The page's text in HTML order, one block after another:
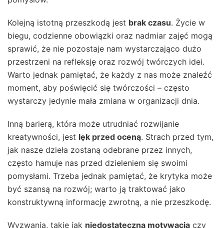
Kolejną istotną przeszkodą jest brak czasu. Życie w
biegu, codzienne obowiązki oraz nadmiar zajęć mogą
sprawić, że nie pozostaje nam wystarczająco dużo
przestrzeni na refleksję oraz rozwój twórczych idei.
Warto jednak pamiętać, że każdy z nas może znaleźć
moment, aby poświęcić się twórczości – często
wystarczy jedynie mała zmiana w organizacji dnia.
Inną barierą, która może utrudniać rozwijanie
kreatywności, jest lęk przed oceną. Strach przed tym,
jak nasze dzieła zostaną odebrane przez innych,
często hamuje nas przed dzieleniem się swoimi
pomysłami. Trzeba jednak pamiętać, że krytyka może
być szansą na rozwój; warto ją traktować jako
konstruktywną informację zwrotną, a nie przeszkodę.
Wyzwania, takie jak niedostateczna motywacja czy